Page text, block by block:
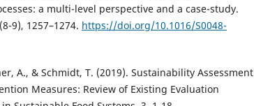
a multi-level perspective and a case-study.
9), 1257–1274. https://doi.org/10.1016/S0048-
A., & Schmidt, T. (2019). Sustainability Assessment
Measures: Review of Existing Evaluation